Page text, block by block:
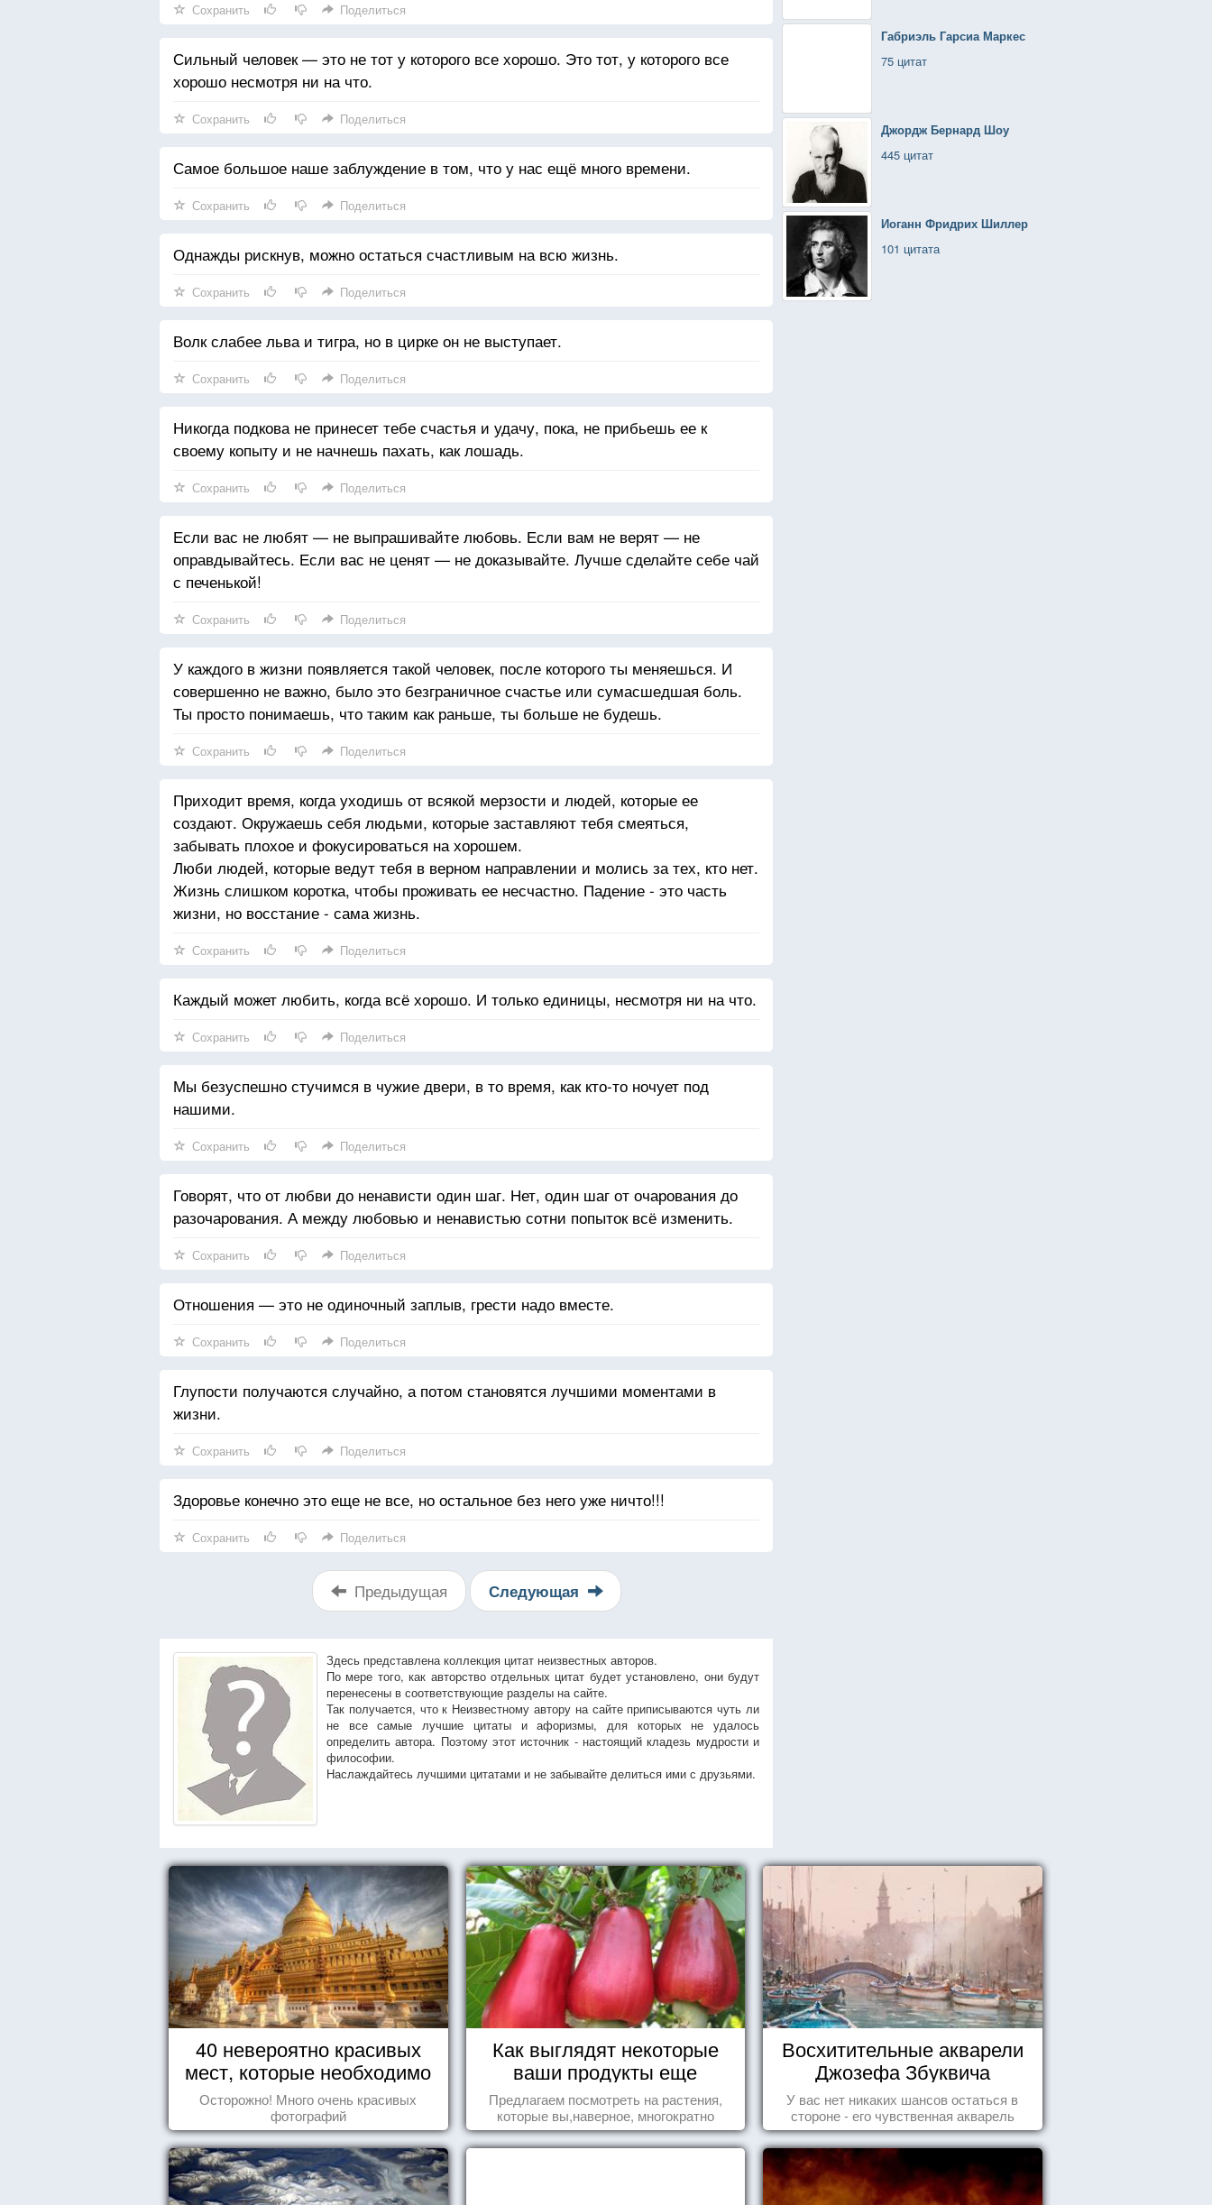
Габриэль Гарсиа Маркес
75 цитат
Джордж Бернард Шоу
445 цитат
Иоганн Фридрих Шиллер
101 цитата
Сохранить Поделиться
Сильный человек — это не тот у которого все хорошо. Это тот, у которого все
хорошо несмотря ни на что.
Сохранить Поделиться
Самое большое наше заблуждение в том, что у нас ещё много времени.
Сохранить Поделиться
Однажды рискнув, можно остаться счастливым на всю жизнь.
Сохранить Поделиться
Волк слабее льва и тигра, но в цирке он не выступает.
Сохранить Поделиться
Никогда подкова не принесет тебе счастья и удачу, пока, не прибьешь ее к
своему копыту и не начнешь пахать, как лошадь.
Сохранить Поделиться
Если вас не любят — не выпрашивайте любовь. Если вам не верят — не
оправдывайтесь. Если вас не ценят — не доказывайте. Лучше сделайте себе чай
с печенькой!
Сохранить Поделиться
У каждого в жизни появляется такой человек, после которого ты меняешься. И
совершенно не важно, было это безграничное счастье или сумасшедшая боль.
Ты просто понимаешь, что таким как раньше, ты больше не будешь.
Сохранить Поделиться
Приходит время, когда уходишь от всякой мерзости и людей, которые ее
создают. Окружаешь себя людьми, которые заставляют тебя смеяться,
забывать плохое и фокусироваться на хорошем.
Люби людей, которые ведут тебя в верном направлении и молись за тех, кто нет.
Жизнь слишком коротка, чтобы проживать ее несчастно. Падение - это часть
жизни, но восстание - сама жизнь.
Сохранить Поделиться
Каждый может любить, когда всё хорошо. И только единицы, несмотря ни на что.
Сохранить Поделиться
Мы безуспешно стучимся в чужие двери, в то время, как кто-то ночует под
нашими.
Сохранить Поделиться
Говорят, что от любви до ненависти один шаг. Нет, один шаг от очарования до
разочарования. А между любовью и ненавистью сотни попыток всё изменить.
Сохранить Поделиться
Отношения — это не одиночный заплыв, грести надо вместе.
Сохранить Поделиться
Глупости получаются случайно, а потом становятся лучшими моментами в
жизни.
Сохранить Поделиться
Здоровье конечно это еще не все, но остальное без него уже ничто!!!
Сохранить Поделиться
Предыдущая Следующая
Здесь представлена коллекция цитат неизвестных авторов.
По мере того, как авторство отдельных цитат будет установлено, они будут
перенесены в соответствующие разделы на сайте.
Так получается, что к Неизвестному автору на сайте приписываются чуть ли
не все самые лучшие цитаты и афоризмы, для которых не удалось
определить автора. Поэтому этот источник - настоящий кладезь мудрости и
философии.
Наслаждайтесь лучшими цитатами и не забывайте делиться ими с друзьями.
40 невероятно красивых
мест, которые необходимо
увидеть пока вы живы
Осторожно! Много очень красивых
фотографий
Как выглядят некоторые
ваши продукты еще
живыми?
Предлагаем посмотреть на растения,
которые вы,наверное, многократно
видели , но никогда не представляли
себе, что употребляете их в пищу.
Восхитительные акварели
Джозефа Збуквича
У вас нет никаких шансов остаться в
стороне - его чувственная акварель
покорила жителей всего мира.